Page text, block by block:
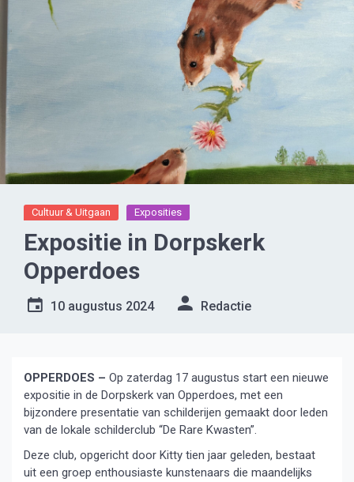
Cultuur & Uitgaan Exposities
Expositie in Dorpskerk
Opperdoes
10 augustus 2024 Redactie
OPPERDOES – Op zaterdag 17 augustus start een nieuwe
expositie in de Dorpskerk van Opperdoes, met een
bijzondere presentatie van schilderijen gemaakt door leden
van de lokale schilderclub “De Rare Kwasten”.
Deze club, opgericht door Kitty tien jaar geleden, bestaat
uit een groep enthousiaste kunstenaars die maandelijks